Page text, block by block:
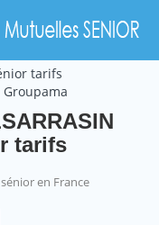
tarifs
tarifs
en France